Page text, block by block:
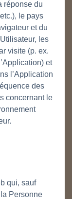
réponse du
le pays
et du
les
visite (p. ex.
et
l’Application
des
concernant le
qui, sauf
Personne